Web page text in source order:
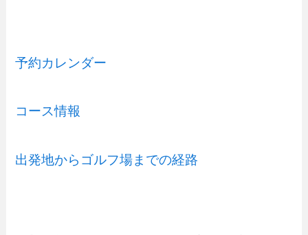
予約カレンダー
コース情報
出発地からゴルフ場までの経路